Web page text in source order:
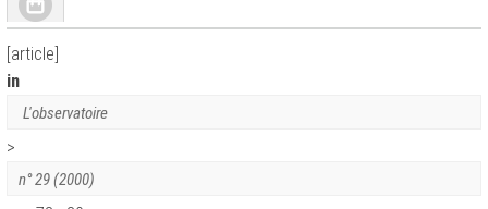
[article]
in
L'observatoire
>
n° 29 (2000)